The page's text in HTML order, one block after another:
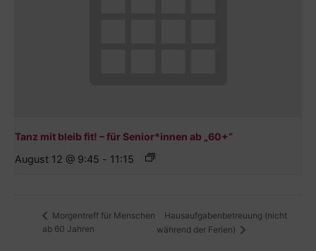
Tanz mit bleib fit! – für Senior*innen ab „60+“
August 12 @ 9:45 - 11:15
Morgentreff für Menschen
ab 60 Jahren
Hausaufgabenbetreuung (nicht
während der Ferien)